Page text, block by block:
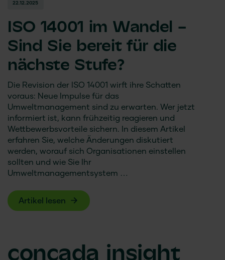
22.12.2025
ISO 14001 im Wandel –
Sind Sie bereit für die
nächste Stufe?
Die Revision der ISO 14001 wirft ihre Schatten
voraus: Neue Impulse für das
Umweltmanagement sind zu erwarten. Wer jetzt
informiert ist, kann frühzeitig reagieren und
Wettbewerbsvorteile sichern. In diesem Artikel
erfahren Sie, welche Änderungen diskutiert
werden, worauf sich Organisationen einstellen
sollten und wie Sie Ihr
Umweltmanagementsystem …
Artikel lesen
concada insight